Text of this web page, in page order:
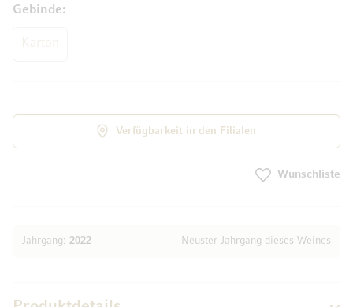
Jahrgang: 2022 Neuster Jahrgang dieses Weines
Gebinde
Verfügbarkeit in den Filialen
Wunschliste